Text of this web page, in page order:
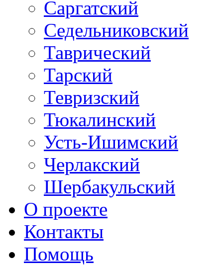
Саргатский
Седельниковский
Таврический
Тарский
Тевризский
Тюкалинский
Усть-Ишимский
Черлакский
Шербакульский
О проекте
Контакты
Помощь